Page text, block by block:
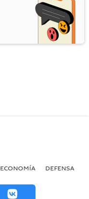
ECONOMÍA DEFENSA